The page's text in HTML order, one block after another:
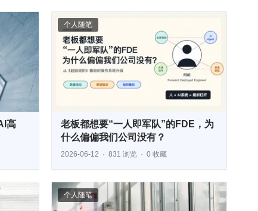
高
个人随笔
老板都想要“一人即军队”的FDE，为
什么偏偏我们公司没有？
2026-06-12 831 浏览 0 收藏
个人随笔